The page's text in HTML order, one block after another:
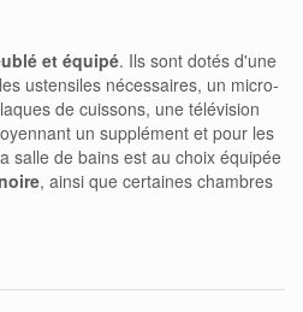
et équipé. Ils sont dotés d'une
ustensiles nécessaires, un micro-
de cuissons, une télévision
un supplément et pour les
salle de bains est au choix équipée
, ainsi que certaines chambres